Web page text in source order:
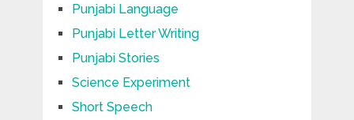
Punjabi Language
Punjabi Letter Writing
Punjabi Stories
Science Experiment
Short Speech